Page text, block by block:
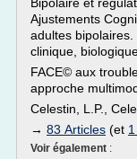
Ajustements
adultes
clinique,
FACE© aux
approche
Celestin, L.P.,
→ 83 Articles (et
Voir également :